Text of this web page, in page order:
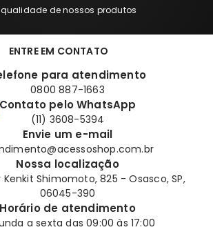
de nossos produtos
ENTRE EM CONTATO
para atendimento
0800 887-1663
Contato pelo WhatsApp
(11) 3608-5394
Envie um e-mail
Nossa localização
Kenkit Shimomoto, 825 - Osasco, SP,
06045-390
Horário de atendimento
a sexta das 09:00 às 17:00